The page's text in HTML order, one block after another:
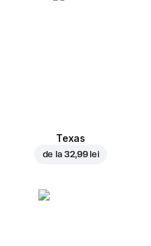
Texas
de la 32,99 lei